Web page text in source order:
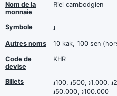
Nom de la
monnaie
Riel cambodgien
Symbole ៛
Autres noms
10 kak, 100 sen
Code de
devise
KHR
Billets
៛100, ៛500, ៛1.000,
៛50.000, ៛100.000